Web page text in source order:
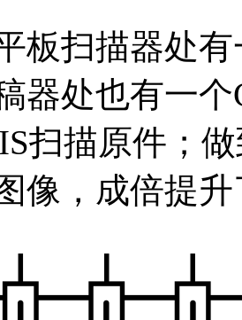
板扫描器处
器处也有一
扫描原件；
像，成倍提